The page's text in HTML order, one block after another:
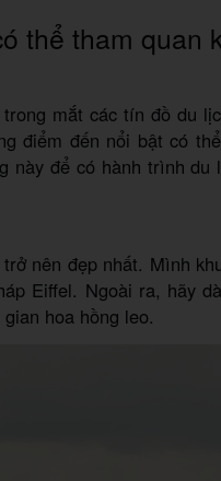
thể tham quan
mắt các tín đồ du
điểm đến nổi bật có
này để có hành trình du
nên đẹp nhất. Mình
Eiffel. Ngoài ra, hãy
hoa hồng leo.